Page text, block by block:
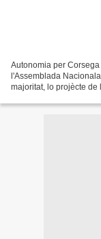
Autonomia per
l'Assemblada
majoritat, lo projècte de